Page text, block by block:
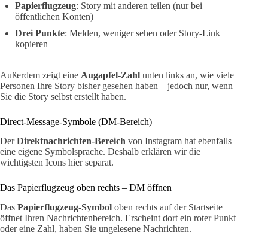
Papierflugzeug: Story mit anderen teilen (nur bei
öffentlichen Konten)
Drei Punkte: Melden, weniger sehen oder Story-Link
kopieren
Außerdem zeigt eine Augapfel-Zahl unten links an, wie viele
Personen Ihre Story bisher gesehen haben – jedoch nur, wenn
Sie die Story selbst erstellt haben.
Direct-Message-Symbole (DM-Bereich)
DerDirektnachrichten-Bereich von Instagram hat ebenfalls
eine eigene Symbolsprache. Deshalb erklären wir die
wichtigsten Icons hier separat.
Das Papierflugzeug oben rechts – DM öffnen
Das Papierflugzeug-Symbol oben rechts auf der Startseite
öffnet Ihren Nachrichtenbereich. Erscheint dort ein roter Punkt
oder eine Zahl, haben Sie ungelesene Nachrichten.